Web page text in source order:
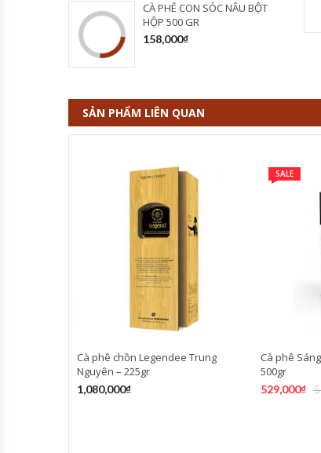
CÀ PHÊ CON SÓC NÂU BỘT
HỘP 500 GR
158,000₫
SẢN PHẨM LIÊN QUAN
Cà phê chồn Legendee Trung
Nguyên – 225gr
1,080,000₫
SALE
Cà phê
500gr
529,000₫